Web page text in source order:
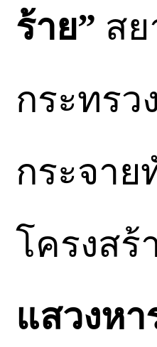
ร้าย” ส
กระทร
กระจา
โครงส
แสวงหา